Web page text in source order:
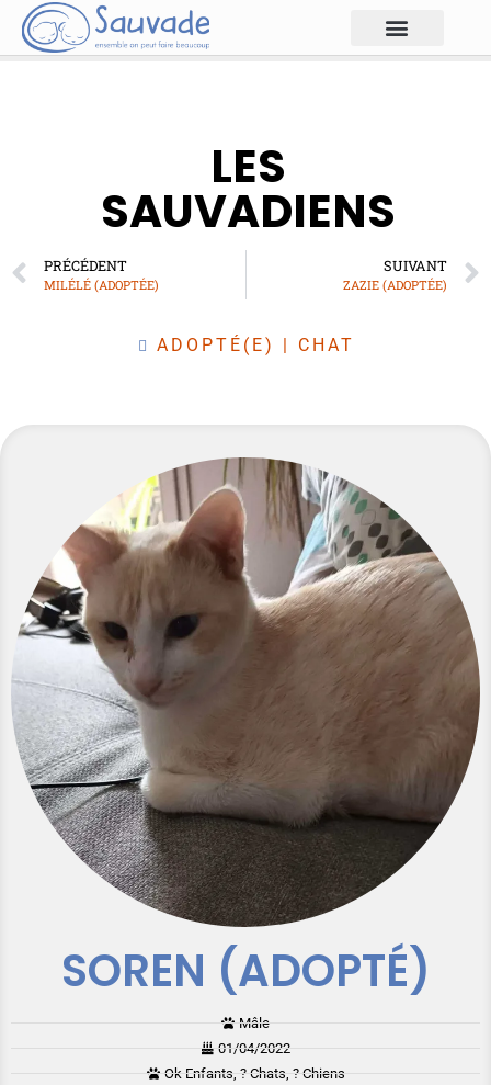
LES
SAUVADIENS
PRÉCÉDENT
MILÉLÉ (ADOPTÉE)
SUIVANT
ZAZIE (ADOPTÉE)
ADOPTÉ(E) | CHAT
SOREN (ADOPTÉ)
Mâle
01/04/2022
Ok Enfants, ? Chats, ? Chiens